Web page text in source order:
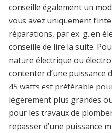
conseille également un
vous avez uniquement
réparations, par ex. g. en
conseille de lire la suite.
nature électrique ou
contenter d’une puissance
45 watts est préférable
légèrement plus grandes
pour les travaux de
repasser d’une puissance